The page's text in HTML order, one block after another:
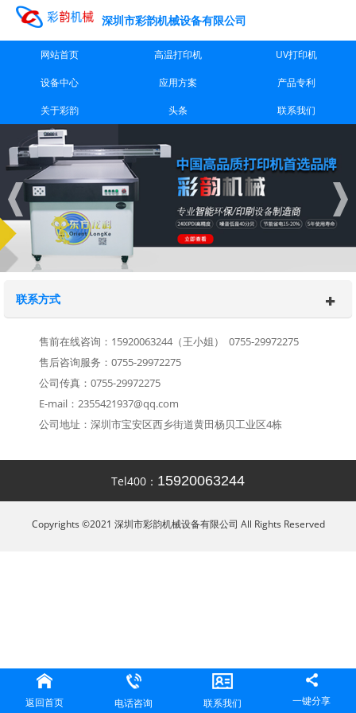
深圳市彩韵机械设备有限公司
网站首页 高温打印机 UV打印机
设备中心 应用方案 产品专利
关于彩韵 头条 联系我们
联系方式
售前在线咨询：15920063244（王小姐） 0755-29972275
售后咨询服务：0755-29972275
公司传真：0755-29972275
E-mail： 2355421937@qq.com
公司地址：深圳市宝安区西乡街道黄田杨贝工业区4栋
Tel400： 15920063244
Copyrights ©2021 深圳市彩韵机械设备有限公司 All Rights Reserved
返回首页 电话咨询 联系我们 一键分享